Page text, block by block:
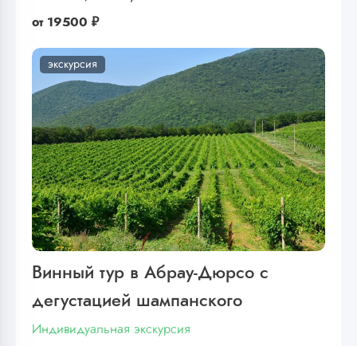
от 19500 ₽
экскурсия
Винный тур в Абрау-Дюрсо с
дегустацией шампанского
Индивидуальная экскурсия